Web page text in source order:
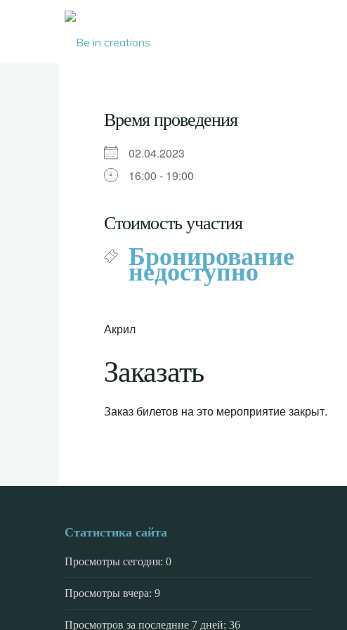
Время проведения
02.04.2023
16:00 - 19:00
Стоимость участия
Бронирование
недоступно
Акрил
Заказать
Заказ билетов на это мероприятие закрыт.
Статистика сайта
Просмотры сегодня: 0
Просмотры вчера: 9
Просмотров за последние 7 дней: 36